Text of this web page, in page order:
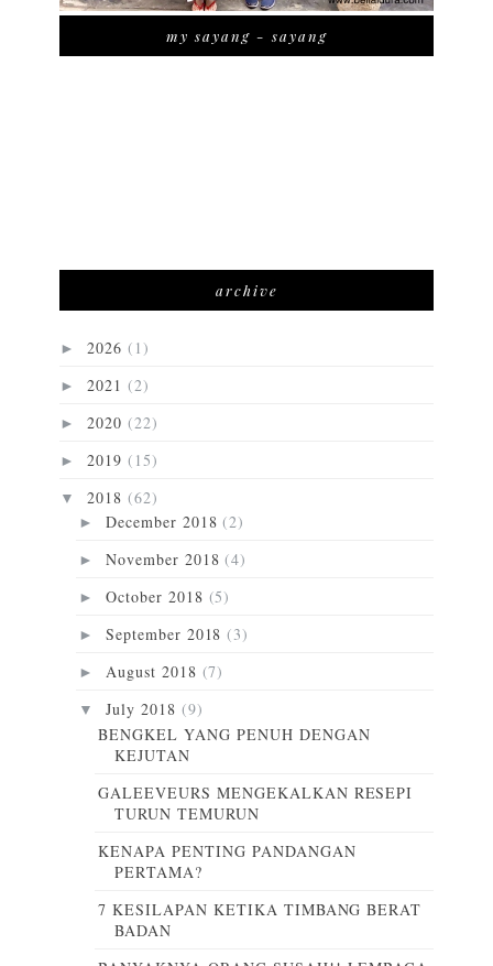
my sayang - sayang
archive
► 2026 (1)
► 2021 (2)
► 2020 (22)
► 2019 (15)
▼ 2018 (62)
► December 2018(2)
► November 2018(4)
► October 2018 (5)
► September 2018(3)
► August 2018 (7)
▼ July 2018 (9)
BENGKEL YANG PENUH DENGAN
KEJUTAN
GALEEVEURS MENGEKALKAN RESEPI
TURUN TEMURUN
KENAPA PENTING PANDANGAN
PERTAMA?
7 KESILAPAN KETIKA TIMBANG BERAT
BADAN